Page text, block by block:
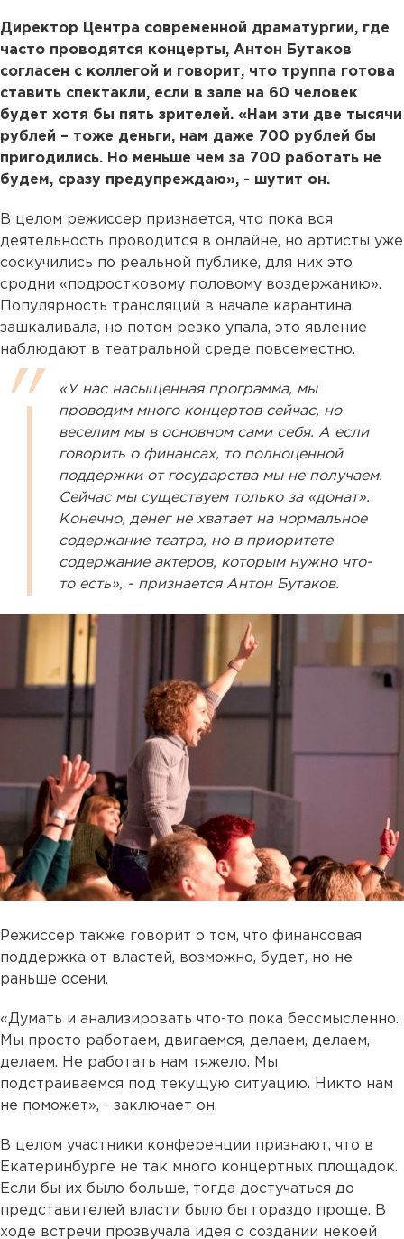
Директор Центра современной драматургии, где
часто проводятся концерты, Антон Бутаков
согласен с коллегой и говорит, что труппа готова
ставить спектакли, если в зале на 60 человек
будет хотя бы пять зрителей. «Нам эти две тысячи
рублей – тоже деньги, нам даже 700 рублей бы
пригодились. Но меньше чем за 700 работать не
будем, сразу предупреждаю», - шутит он.
В целом режиссер признается, что пока вся
деятельность проводится в онлайне, но артисты уже
соскучились по реальной публике, для них это
сродни «подростковому половому воздержанию».
Популярность трансляций в начале карантина
зашкаливала, но потом резко упала, это явление
наблюдают в театральной среде повсеместно.
«У нас насыщенная программа, мы
проводим много концертов сейчас, но
веселим мы в основном сами себя. А если
говорить о финансах, то полноценной
поддержки от государства мы не получаем.
Сейчас мы существуем только за «донат».
Конечно, денег не хватает на нормальное
содержание театра, но в приоритете
содержание актеров, которым нужно что-
то есть», - признается Антон Бутаков.
Режиссер также говорит о том, что финансовая
поддержка от властей, возможно, будет, но не
раньше осени.
«Думать и анализировать что-то пока бессмысленно.
Мы просто работаем, двигаемся, делаем, делаем,
делаем. Не работать нам тяжело. Мы
подстраиваемся под текущую ситуацию. Никто нам
не поможет», - заключает он.
В целом участники конференции признают, что в
Екатеринбурге не так много концертных площадок.
Если бы их было больше, тогда достучаться до
представителей власти было бы гораздо проще. В
ходе встречи прозвучала идея о создании некоей